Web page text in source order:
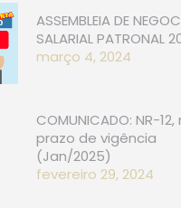
ASSEMBLEIA DE
SALARIAL PATRONAL
março 4, 2024
COMUNICADO: NR-
prazo de vigência
(Jan/2025)
fevereiro 29, 2024